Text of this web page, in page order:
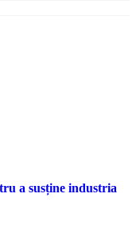
a susține industria